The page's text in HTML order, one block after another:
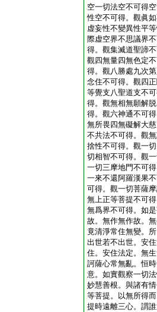
空一切法空不可得
性空不可得。觀眞
虚妄性不變異性平
際虚空界不思議界
得。觀集滅道聖諦
觀四無量四無色定
得。觀八勝處九次
念住不可得。觀四
等覺支八聖道支不
得。觀無相無願解
得。觀六神通不可
無所畏四無礙解大
不共法不可得。觀
捨性不可得。觀一
切相智不可得。觀
一切三摩地門不可
一來不還阿羅漢果
可得。觀一切菩薩
無上正等菩提不可
無爲界不可得。如
故。無作無作故。
竟清淨常住無變。
出世若不出世。安
住。安住法定。無
訶薩心常無亂。恒
意。如實觀察一切
妙慧善根。與諸有
等菩提。以無所得
提時遠離三心。謂